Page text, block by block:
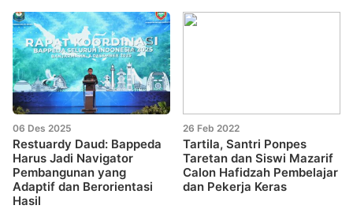
06 Des 2025
Restuardy Daud: Bappeda
Harus Jadi Navigator
Pembangunan yang
Adaptif dan Berorientasi
Hasil
26 Feb 2022
Tartila, Santri Ponpes
Taretan dan Siswi Mazarif
Calon Hafidzah Pembelajar
dan Pekerja Keras